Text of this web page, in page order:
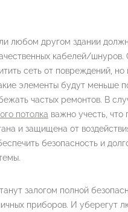
любом другом здании
кабелей/шнуров.
сеть от повреждений, но
элементы будут меньше
частых ремонтов. В
потолка важно учесть, что
и защищена от
безопасность и
залогом полной
приборов. И уберегут